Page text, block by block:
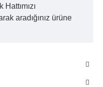
aradığınız ürüne